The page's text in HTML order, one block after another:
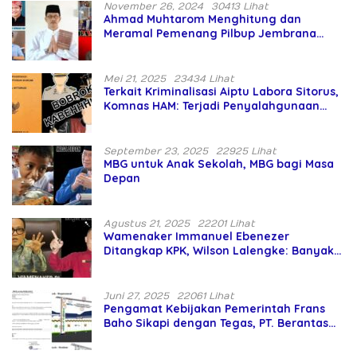
November 26, 2024 30413 Lihat
Ahmad Muhtarom Menghitung dan
Meramal Pemenang Pilbup Jembrana
Mei 21, 2025 23434 Lihat
Terkait Kriminalisasi Aiptu Labora Sitorus,
Komnas HAM: Terjadi Penyalahgunaan
September 23, 2025 22925 Lihat
MBG untuk Anak Sekolah, MBG bagi Masa
Depan
Agustus 21, 2025 22201 Lihat
Wamenaker Immanuel Ebenezer
Ditangkap KPK, Wilson Lalengke: Banyak
Juni 27, 2025 22061 Lihat
Pengamat Kebijakan Pemerintah Frans
Baho Sikapi dengan Tegas, PT. Berantas